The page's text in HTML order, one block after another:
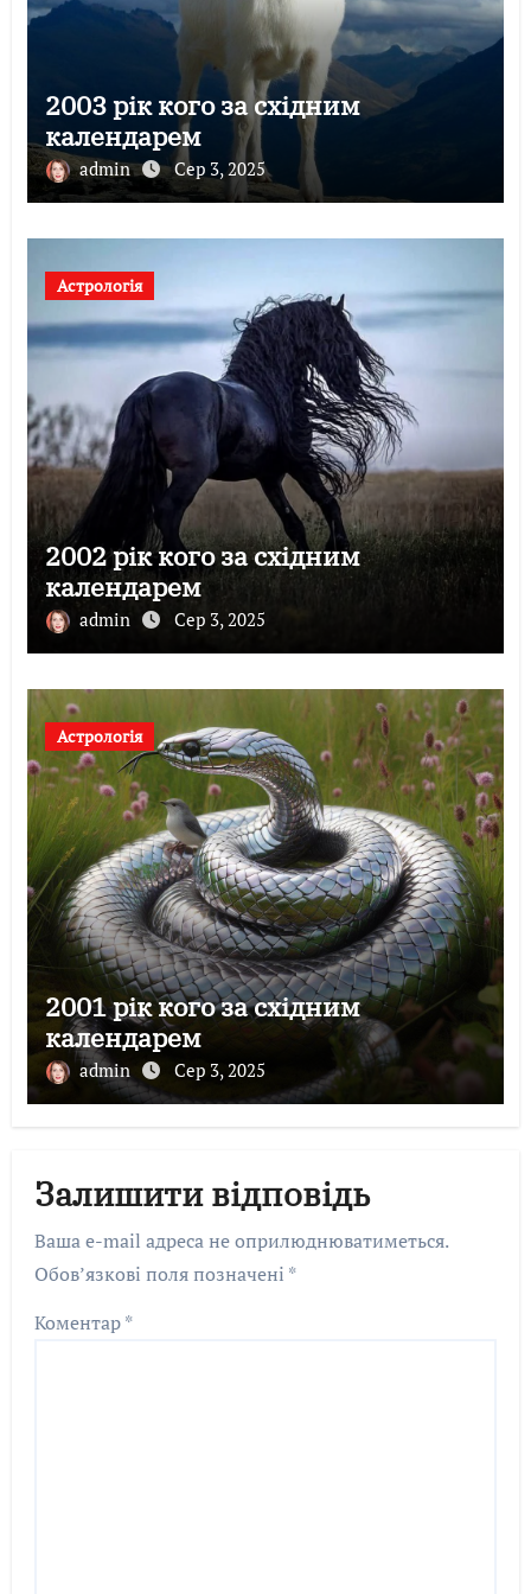
2003 рік кого за східним
календарем
admin Сер 3, 2025
Астрологія
2002 рік кого за східним
календарем
admin Сер 3, 2025
Астрологія
2001 рік кого за східним
календарем
admin Сер 3, 2025
Залишити відповідь
Ваша e-mail адреса не оприлюднюватиметься.
Обов’язкові поля позначені *
Коментар*